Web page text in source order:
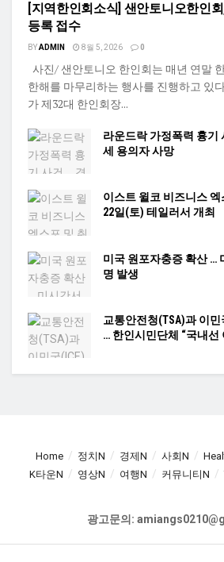
[지역한인회소식] 샌안토니오한인
등록 접수
BYADMIN 8월 5, 2026 0
사진/ 샌안토니오 한인회는 매년 연말
한해를 마무리하는 행사를 진행하고 있
가 제32대 한인회장...
라운드락 가정폭력 흉기
세 용의자 사망
이스트 윌코 비즈니스
22일(토) 테일러서 개최
미국 원포자충증 확산 …
명 발생
교통안전청(TSA)과 이민
… 한인시민단체 “국내선
Home 정치N 경제N 사회N
K타운N
영상N 여행N 커뮤니티N
광고문의: